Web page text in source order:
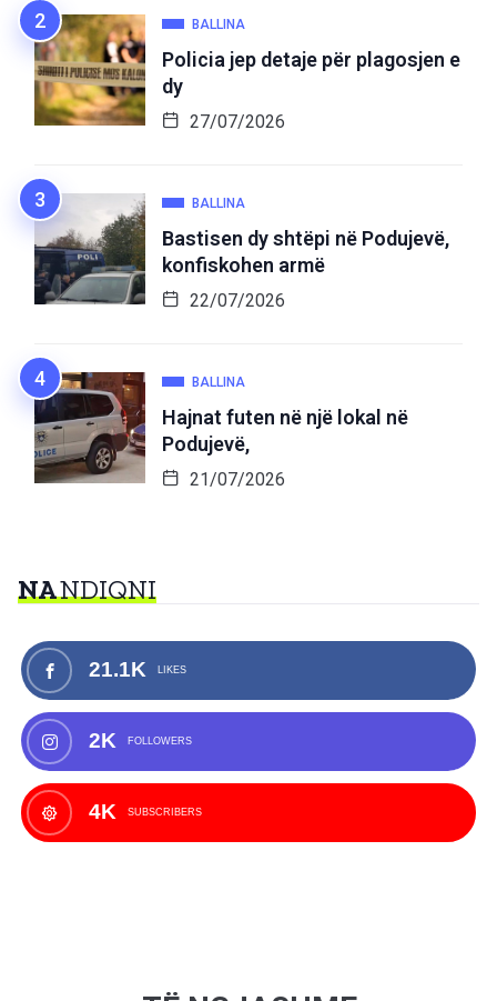
BALLINA
Policia jep detaje për plagosjen e
dy
27/07/2026
BALLINA
Bastisen dy shtëpi në Podujevë,
konfiskohen armë
22/07/2026
BALLINA
Hajnat futen në një lokal në
Podujevë,
21/07/2026
NANDIQNI
21.1K LIKES
2K FOLLOWERS
4K SUBSCRIBERS